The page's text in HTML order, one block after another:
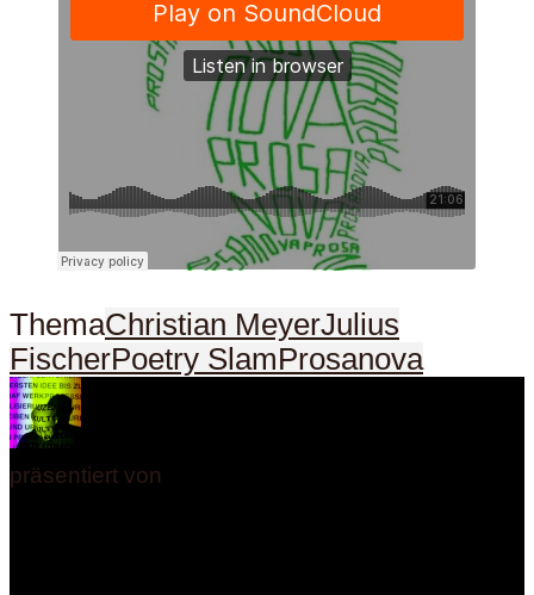
ThemaChristian MeyerJulius
FischerPoetry SlamProsanova
präsentiert von